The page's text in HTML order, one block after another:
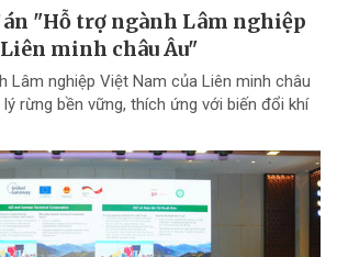
"Hỗ trợ ngành Lâm nghiệp
minh châu Âu"
Lâm nghiệp Việt Nam của Liên minh châu
rừng bền vững, thích ứng với biến đổi khí